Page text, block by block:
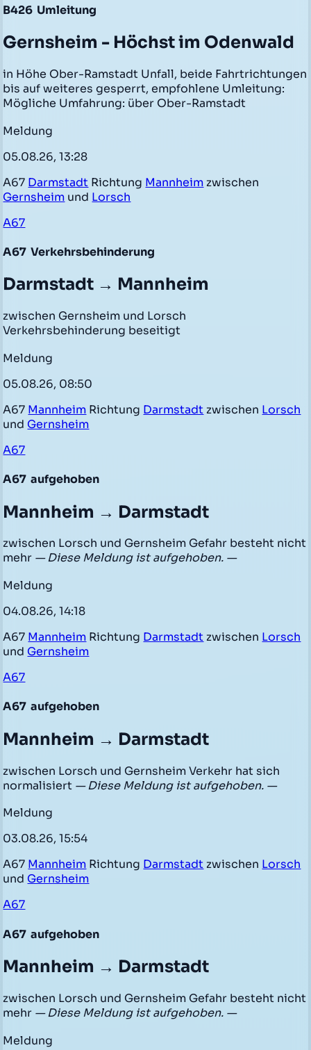
B426 Umleitung
Gernsheim - Höchst im Odenwald
in Höhe Ober-Ramstadt Unfall, beide Fahrtrichtungen
bis auf weiteres gesperrt, empfohlene Umleitung:
Mögliche Umfahrung: über Ober-Ramstadt
Meldung
05.08.26, 13:28
A67 Darmstadt Richtung Mannheim zwischen
Gernsheim und Lorsch
A67
A67 Verkehrsbehinderung
Darmstadt → Mannheim
zwischen Gernsheim und Lorsch
Verkehrsbehinderung beseitigt
Meldung
05.08.26, 08:50
A67 Mannheim Richtung Darmstadt zwischen Lorsch
und Gernsheim
A67
A67 aufgehoben
Mannheim → Darmstadt
zwischen Lorsch und Gernsheim Gefahr besteht nicht
mehr — Diese Meldung ist aufgehoben. —
Meldung
04.08.26, 14:18
A67 Mannheim Richtung Darmstadt zwischen Lorsch
und Gernsheim
A67
A67 aufgehoben
Mannheim → Darmstadt
zwischen Lorsch und Gernsheim Verkehr hat sich
normalisiert — Diese Meldung ist aufgehoben. —
Meldung
03.08.26, 15:54
A67 Mannheim Richtung Darmstadt zwischen Lorsch
und Gernsheim
A67
A67 aufgehoben
Mannheim → Darmstadt
zwischen Lorsch und Gernsheim Gefahr besteht nicht
mehr — Diese Meldung ist aufgehoben. —
Meldung